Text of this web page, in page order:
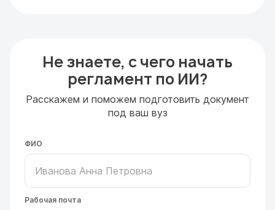
Не знаете, с чего начать
регламент по ИИ?
Расскажем и поможем подготовить документ
под ваш вуз
ФИО
Рабочая почта